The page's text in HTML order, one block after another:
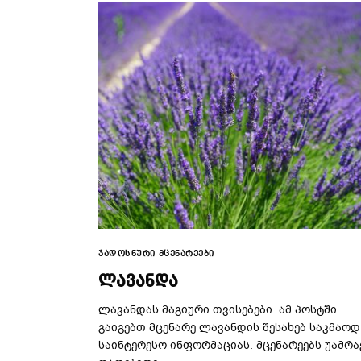
ᲯᲐᲓᲝᲡᲜᲣᲠᲘ ᲛᲪᲔᲜᲐᲠᲔᲔᲑᲘ
ᲚᲐᲕᲐᲜᲓᲐ
ლავანდას მაგიური თვისებები. ამ პოსტში
გაიგებთ მცენარე ლავანდის შესახებ საკმაოდ
საინტერესო ინფორმაციას. მცენარეებს